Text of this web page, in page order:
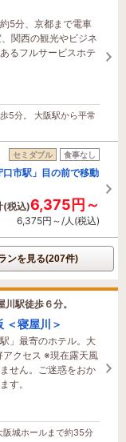
5分、京都まで電車
関西の観光やビジネ
るフルサービスホテ
5分。 大阪駅から平常
セミダブル 食事なし
市駅」目の前で移動
(税込)6,375円～
6,375円～/人(税込)
ンを見る(207件)
駅徒歩６分。
＜寝屋川＞
」最寄のホテル。大
クセス ※現在露天風
せん。ご迷惑をおか
す。
城ホールまで約35分